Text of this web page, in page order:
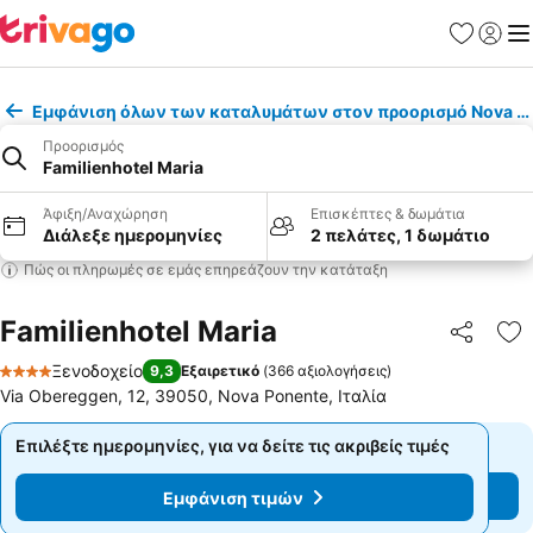
Εμφάνιση όλων των καταλυμάτων στον προορισμό Nova
Προορισμός
Familienhotel Maria
Άφιξη/Αναχώρηση
Διάλεξε ημερομηνίες
Επισκέπτες & δωμάτια
2 πελάτες, 1 δωμάτιο
Πώς οι πληρωμές σε εμάς επηρεάζουν την κατάταξη
Familienhotel Maria
4 Αστέρια
Ξενοδοχείο 9,3 Εξαιρετικό (366 αξιολογήσεις)
Via Obereggen, 12, 39050, Nova Ponente, Ιταλία
Επιλέξτε ημερομηνίες, για να δείτε τις ακριβείς τιμές
Εμφάνιση τιμών
Επιλέξτε ημερομηνίες, για να δείτε τις ακριβείς τιμές
Εμφάνιση τιμών